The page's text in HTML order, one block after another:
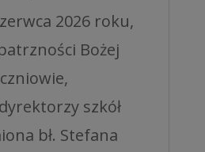
2026 roku,
Bożej
szkół
bł. Stefana